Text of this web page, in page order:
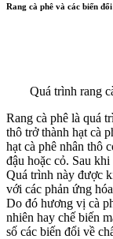
Rang cà phê và các biến
Quá trình rang
Rang cà phê là quá
thô trở thành hạt cà
hạt cà phê nhân thô
đậu hoặc cỏ. Sau
Quá trình này được
với các phản ứng
Do đó hương vị cà
nhiên hay chế biến
số các biến đổi về